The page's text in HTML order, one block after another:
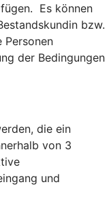
Es können
bzw.
Personen
der Bedingungen
die ein
von 3
und